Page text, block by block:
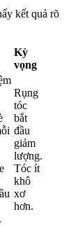
kết quả rõ
Kỳ
vọng
Rụng
tóc
bắt
đầu
giảm
lượng.
Tóc ít
khô
xơ
hơn.